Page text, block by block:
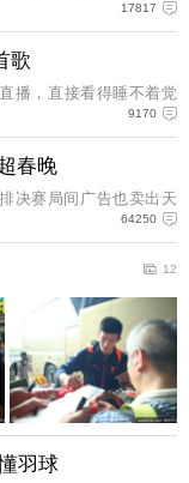
17817
歌
播，直接看得睡不着觉
9170
春晚
决赛局间广告也卖出天
64250
12
羽球